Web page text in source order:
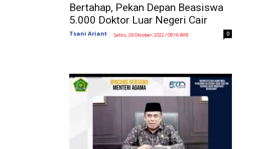
Bertahap, Pekan Depan Beasiswa
5.000 Doktor Luar Negeri Cair
Tsani Ariant - Sabtu, 29 Oktober, 2022 / 09:16 WIB 0